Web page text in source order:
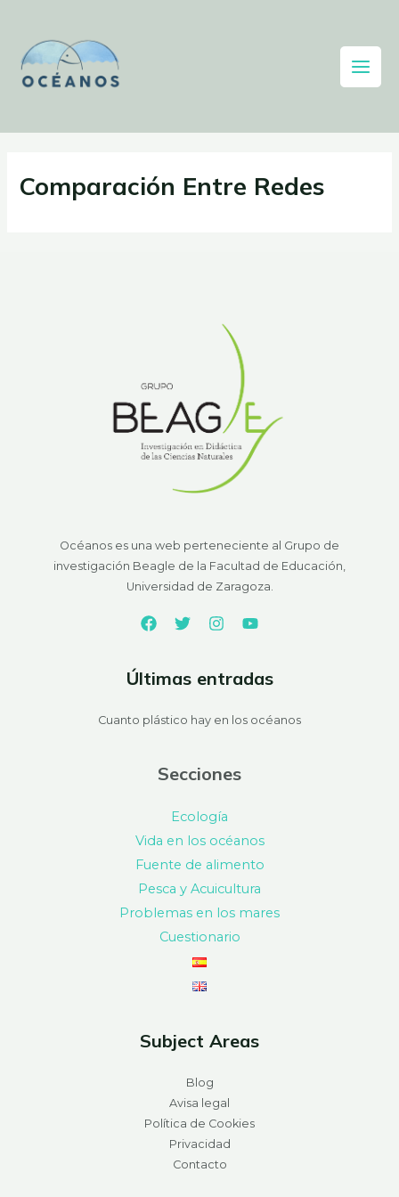
Comparación Entre Redes
Océanos es una web perteneciente al Grupo de
investigación Beagle de la Facultad de Educación,
Universidad de Zaragoza.
Últimas entradas
Cuanto plástico hay en los océanos
Secciones
Ecología
Vida en los océanos
Fuente de alimento
Pesca y Acuicultura
Problemas en los mares
Cuestionario
Subject Areas
Blog
Avisa legal
Política de Cookies
Privacidad
Contacto